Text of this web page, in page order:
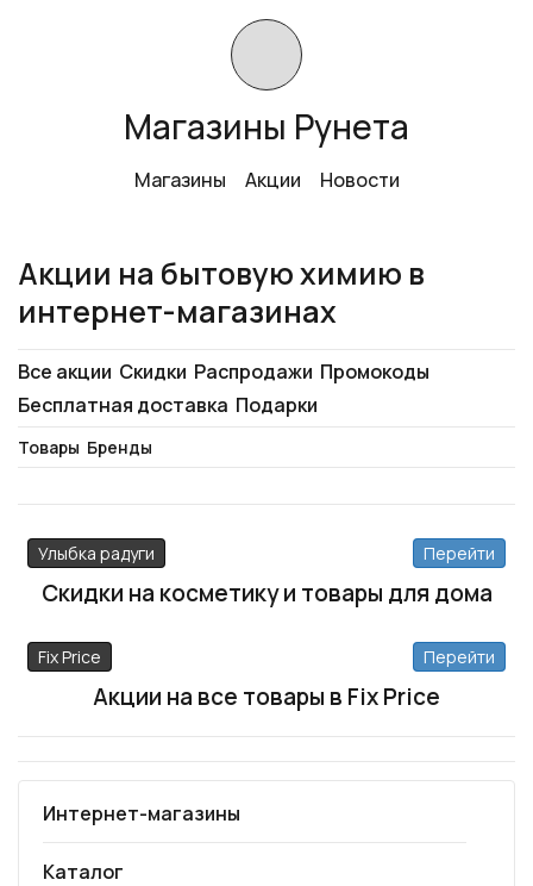
Магазины Рунета
Магазины Акции Новости
Акции на бытовую химию в
интернет-магазинах
Все акции Скидки Распродажи Промокоды
Бесплатная доставка Подарки
Товары Бренды
Улыбка радуги Перейти
Скидки на косметику и товары для дома
Fix Price Перейти
Акции на все товары в Fix Price
Интернет-магазины
Каталог